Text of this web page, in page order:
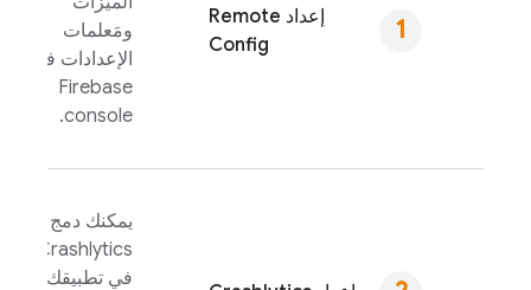
إعداد Remote
Config
ومَعلمات
الإعدادات في
Firebase
console.
يمكنك دمج
Crashlytics
في تطبيقك